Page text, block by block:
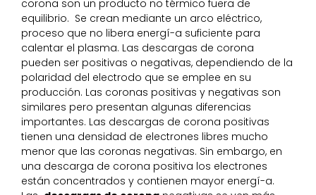
corona son un producto no térmico fuera de
equilibrio. Se crean mediante un arco eléctrico,
proceso que no libera energí-a suficiente para
calentar el plasma. Las descargas de corona
pueden ser positivas o negativas, dependiendo de la
polaridad del electrodo que se emplee en su
producción. Las coronas positivas y negativas son
similares pero presentan algunas diferencias
importantes. Las descargas de corona positivas
tienen una densidad de electrones libres mucho
menor que las coronas negativas. Sin embargo, en
una descarga de corona positiva los electrones
están concentrados y contienen mayor energí-a.